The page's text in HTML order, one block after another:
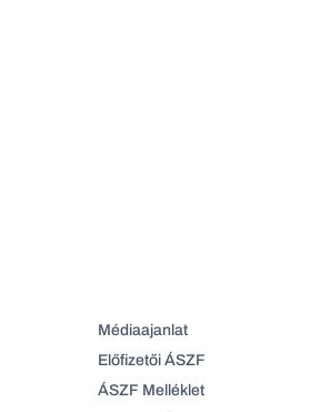
Médiaajanlat
Előfizetői ÁSZF
ÁSZF Melléklet